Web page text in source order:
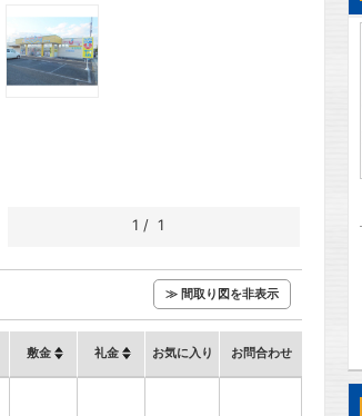
1 / 1
≫ 間取り図を非表示
敷金 礼金 お気に入り お問合わせ